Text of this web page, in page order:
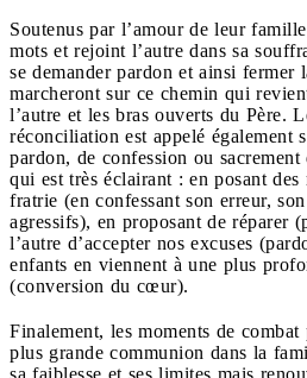
Soutenus par l’amour de leur
mots et rejoint l’autre dans sa
se demander pardon et ainsi fermer
marcheront sur ce chemin qui
l’autre et les bras ouverts du Père.
réconciliation est appelé également
pardon, de confession ou
qui est très éclairant : en posant
fratrie (en confessant son erreur,
agressifs), en proposant de réparer
l’autre d’accepter nos excuses
enfants en viennent à une plus
(conversion du cœur).
Finalement, les moments de combat
plus grande communion dans la
sa faiblesse et ses limites mais